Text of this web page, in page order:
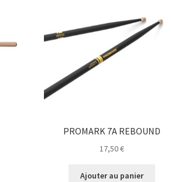
PROMARK 7A REBOUND
17,50€
Ajouter au panier